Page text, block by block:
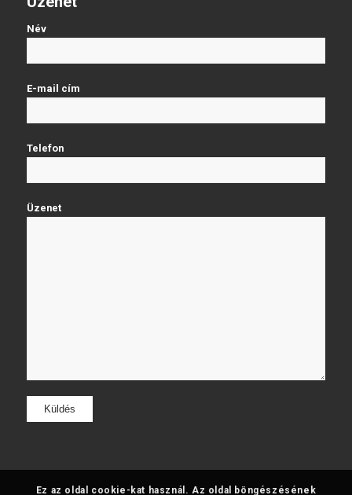
Név
E-mail cím
Telefon
Üzenet
Ez az oldal cookie-kat használ. Az oldal böngészésének